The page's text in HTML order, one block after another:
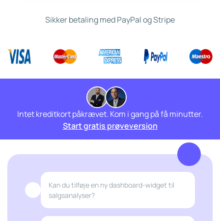
Sikker betaling med PayPal og Stripe
Intet kreditkort påkrævet. Kom i gang på få minutter.
Start gratis prøveversion
Kan du tilføje en ny dashboard-widget til
salgsanalyser?